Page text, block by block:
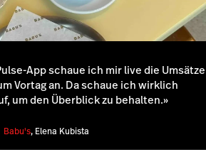
App schaue ich mir live die Umsätze
Vortag an. Da schaue ich wirklich
um den Überblick zu behalten.»
Babu's, Elena Kubista